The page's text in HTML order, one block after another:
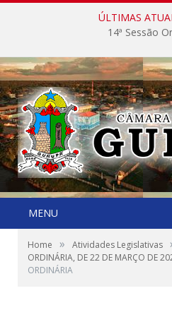
ÚLTIMAS
14ª Sessão
MENU
Home » Atividades Legislativas
ORDINÁRIA, DE 22 DE MARÇO DE
ORDINÁRIA